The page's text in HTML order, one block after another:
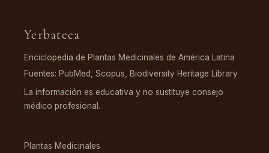
Yerbateca
Enciclopedia de Plantas Medicinales de América Latina
Fuentes: PubMed, Scopus, Biodiversity Heritage Library
La información es educativa y no sustituye consejo
médico profesional.
Plantas Medicinales